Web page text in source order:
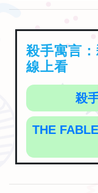
殺手寓言
線上看
殺
THE